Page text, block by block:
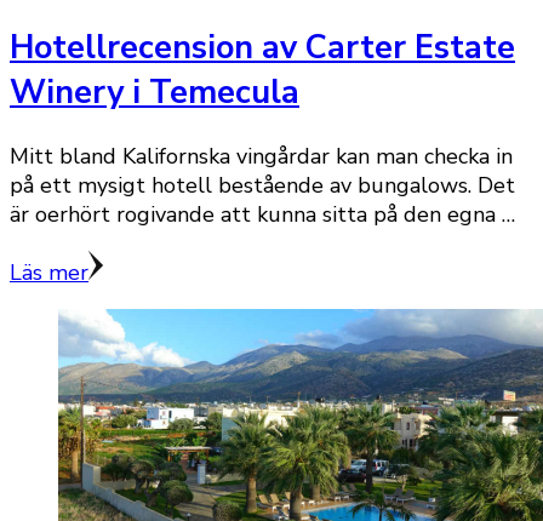
Hotellrecension av Carter Estate
Winery i Temecula
Mitt bland Kalifornska vingårdar kan man checka in
på ett mysigt hotell bestående av bungalows. Det
är oerhört rogivande att kunna sitta på den egna …
Läs mer